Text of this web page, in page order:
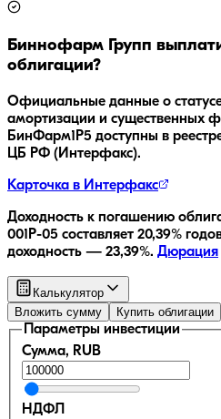
Биннофарм Групп
облигации?
Официальные данные о
амортизации и существенных
БинФарм1P5 доступны в
ЦБ РФ (Интерфакс).
Карточка в Интерфакс
Доходность к погашению
001Р-05 составляет 20,39%
доходность — 23,39%. Дюрация
Калькулятор
Вложить сумму
Купить облигации
Параметры инвестиции
Сумма, RUB
НДФЛ